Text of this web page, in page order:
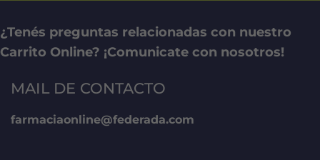
¿Tenés preguntas relacionadas con nuestro
Carrito Online? ¡Comunicate con nosotros!
MAIL DE CONTACTO
farmaciaonline@federada.com